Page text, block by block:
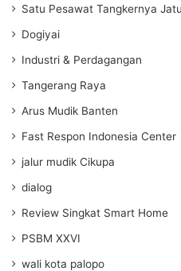
Satu Pesawat Tangkernya
Dogiyai
Industri & Perdagangan
Tangerang Raya
Arus Mudik Banten
Fast Respon Indonesia Center
jalur mudik Cikupa
dialog
Review Singkat Smart Home
PSBM XXVI
wali kota palopo